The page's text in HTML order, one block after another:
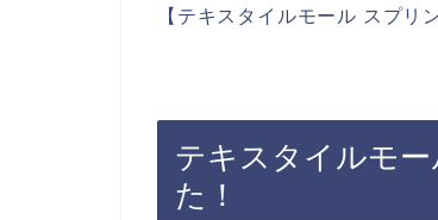
【テキスタイルモール スプリ
テキスタイルモ
た！